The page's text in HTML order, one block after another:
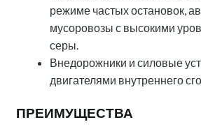
режиме частых остановок,
мусоровозы с высокими
серы.
Внедорожники и силовые
двигателями внутреннего
ПРЕИМУЩЕСТВА